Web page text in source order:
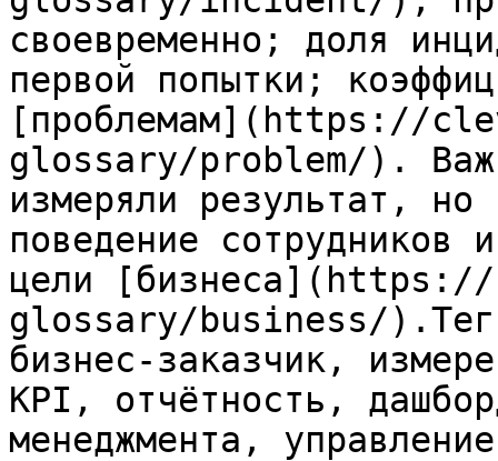
своевременно; доля
первой попытки;
[проблемам](https://
glossary/problem/).
измеряли результат, но
поведение сотрудников
цели
glossary/business/
бизнес-заказчик,
KPI, отчётность,
менеджмента,